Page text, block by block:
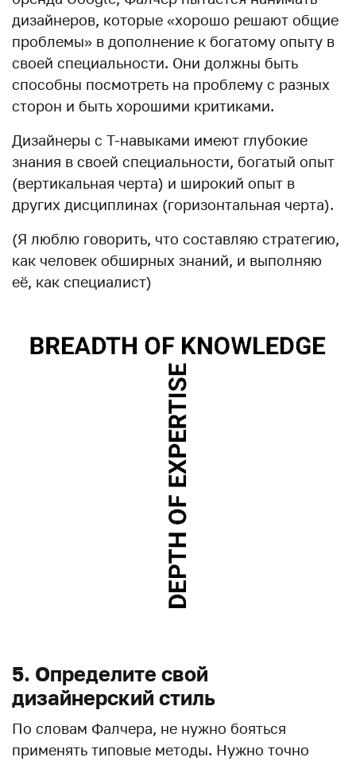
дизайнеров, которые «хорошо решают общие
проблемы» в дополнение к богатому опыту в
своей специальности. Они должны быть
способны посмотреть на проблему с разных
сторон и быть хорошими критиками.
Дизайнеры с Т-навыками имеют глубокие
знания в своей специальности, богатый опыт
(вертикальная черта) и широкий опыт в
других дисциплинах (горизонтальная черта).
(Я люблю говорить, что составляю стратегию,
как человек обширных знаний, и выполняю
её, как специалист)
5. Определите свой
дизайнерский стиль
По словам Фалчера, не нужно бояться
применять типовые методы. Нужно точно